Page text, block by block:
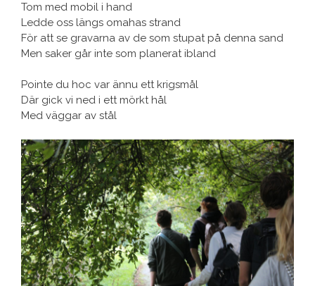
Tom med mobil i hand
Ledde oss längs omahas strand
För att se gravarna av de som stupat på denna sand
Men saker går inte som planerat ibland
Pointe du hoc var ännu ett krigsmål
Där gick vi ned i ett mörkt hål
Med väggar av stål